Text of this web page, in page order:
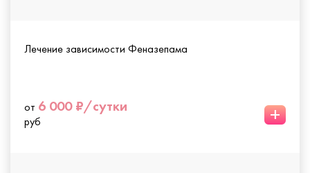
Лечение зависимости Феназепама
от 6 000 ₽/сутки
руб +